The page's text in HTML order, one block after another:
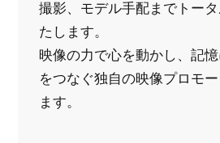
撮影、モデル手配までトー
たします。
映像の力で心を動かし、記
をつなぐ独自の映像プロモ
ます。